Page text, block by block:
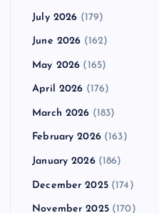
July 2026 (179)
June 2026 (162)
May 2026 (165)
April 2026 (176)
March 2026 (183)
February 2026(163)
January 2026(186)
December 2025(174)
November 2025(170)